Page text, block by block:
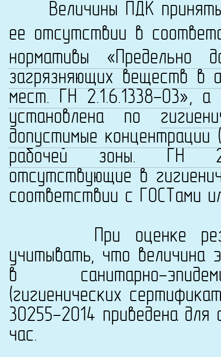
Величины ПДК
ее отсутствии в
нормативы «Предельно
загрязняющих веществ в
мест. ГН 2.1.6.1338-03», а
установлена по
допустимые
рабочей зоны. ГН
отсутствующие в
соответствии с ГОСТами
При оценке
учитывать, что величина
в санитарно-
(гигиенических
30255-2014 приведена для
час.